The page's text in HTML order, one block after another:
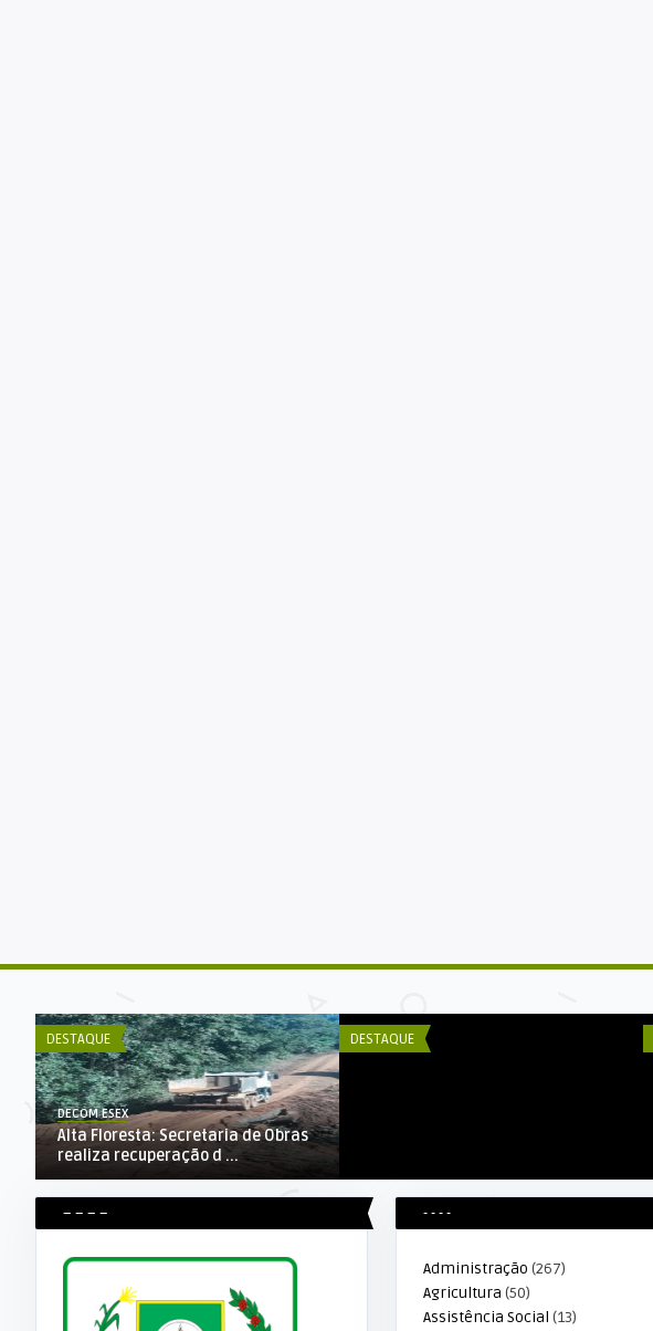
DESTAQUE
DECOM ESEX
Alta Floresta: Secretaria de Obras
realiza recuperação d ...
DESTAQUE
SAAE – orienta sobre limpeza das
– – – – - - - -
Administração (267)
Agricultura (50)
Assistência Social (13)